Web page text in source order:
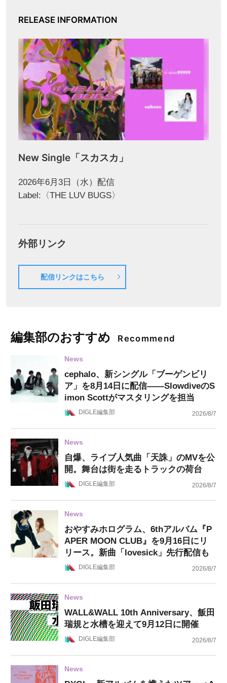
RELEASE INFORMATION
New Single「スカスカ」
2026年6月3日（水）配信
Label:〈THE LUV BUGS〉
外部リンク
配信リンクはこちら
編集部のおすすめ Recommend
News
cephalo、新シングル「ブーゲンビリ
ア」を8月14日に配信——SlowdiveのS
imon Scottがマスタリングを担当
DIGLE編集部 2026/8/7
News
自爆、ライブ人気曲「天誅」のMVを公
開。舞台は街を走るトラックの荷台
DIGLE編集部 2026/8/7
News
おやすみホログラム、6thアルバム『P
APER MOON CLUB』を9月16日にリ
リース。新曲「lovesick」先行配信も
DIGLE編集部 2026/8/7
News
WALL&WALL 10th Anniversary、飯田
瑞規と水槽を迎えて9月12日に開催
DIGLE編集部 2026/8/7
News